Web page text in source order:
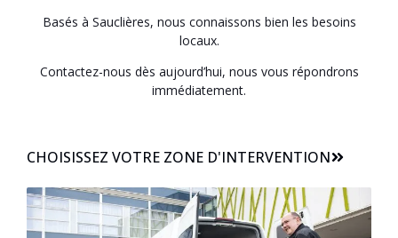
Basés à Sauclières, nous connaissons bien les besoins
locaux.
Contactez-nous dès aujourd’hui, nous vous répondrons
immédiatement.
CHOISISSEZ VOTRE ZONE D'INTERVENTION